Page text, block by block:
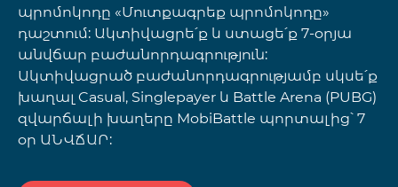
պրոմոկոդը «Մուտքագրեք պրոմոկոդը»
դաշտում: Ակտիվացրե՛ք և ստացե՛ք 7-օրյա
անվճար բաժանորդագրություն:
Ակտիվացրած բաժանորդագրությամբ սկսե՛ք
խաղալ Casual, Singlepayer և Battle Arena (PUBG)
զվարճալի խաղերը MobiBattle պորտալից՝ 7
օր ԱՆՎՃԱՐ: